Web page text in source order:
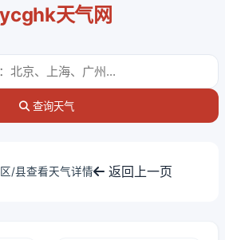
ycghk天气网
查询天气
/县查看天气详情 返回上一页